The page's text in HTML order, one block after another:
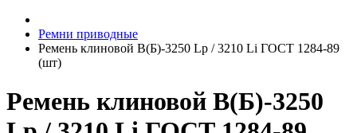
Ремни приводные
Ремень клиновой В(Б)-3250 Lp / 3210 Li ГОСТ 1284-89
(шт)
Ремень клиновой В(Б)-3250